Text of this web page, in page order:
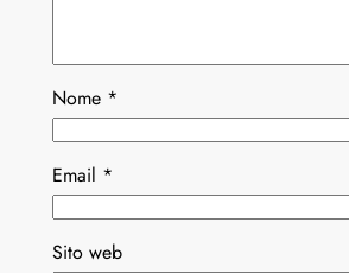
Nome *
Email *
Sito web